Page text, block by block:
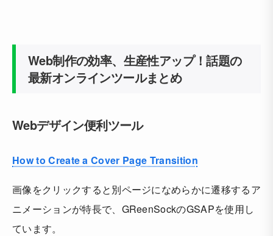
Web制作の効率、生産性アップ！話題の
最新オンラインツールまとめ
Webデザイン便利ツール
How to Create a Cover Page Transition
画像をクリックすると別ページになめらかに遷移するア
ニメーションが特長で、GReenSockのGSAPを使用し
ています。